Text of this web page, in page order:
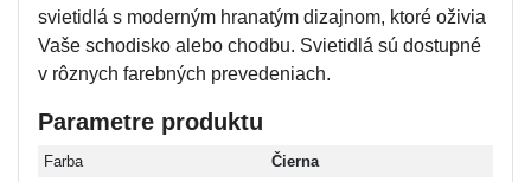
svietidlá s moderným hranatým dizajnom, ktoré oživia
Vaše schodisko alebo chodbu. Svietidlá sú dostupné
v rôznych farebných prevedeniach.
Parametre produktu
Farba
Čierna